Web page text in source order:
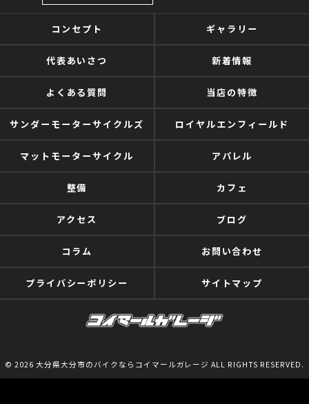
コンセプト ギャラリー
代表あいさつ 新着情報
よくある質問 当店の特徴
サンダーモーターサイクルズ ロイヤルエンフィールド
マットモーターサイクル アパレル
整備 カフェ
アクセス ブログ
コラム お問い合わせ
プライバシーポリシー サイトマップ
© 2026 大分県大分市のバイクならコイマールガレージ ALL RIGHTS RESERVED.